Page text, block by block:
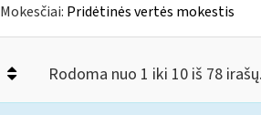
Mokesčiai: Pridėtinės vertės mokestis
Rodoma nuo 1 iki 10 iš 78 irašų.